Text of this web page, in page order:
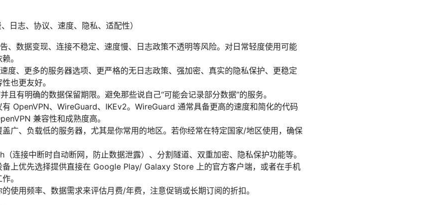
日志、协议、速度、隐私、适配性）
、数据变现、连接不稳定、速度慢、日志政策不透明等风险。对日常轻度使用可能
。
度、更多的服务器选项、更严格的无日志政策、强加密、真实的隐私保护、更稳定
也更友好。
且有明确的数据保留期限。避免那些说自己“可能会记录部分数据”的服务。
OpenVPN、WireGuard、IKEv2。WireGuard 通常具备更高的速度和简化的代码
兼容性和成熟度高。
广、负载低的服务器，尤其是你常用的地区。若你经常在特定国家/地区使用，确保
连接中断时自动断网，防止数据泄露）、分割隧道、双重加密、隐私保护功能等。
备上优先选择提供直接在 Google Play/ Galaxy Store 上的官方客户端，或者在手机
。
使用频率、数据需求来评估月费/年费，注意促销或长期订阅的折扣。